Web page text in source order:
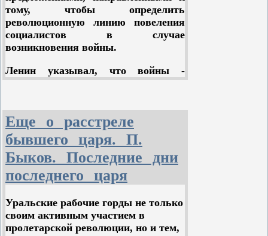
сообщников за злодеяния,
совершаемые ими в
оккупированных странах Европы».
центральных
германских
административных
департаментов
транспорта ,
коммуникаций и др.).
тому, чтобы определить
революционную линию повеления
социалистов в случае
возникновения войны.
Ленин указывал, что войны -
неизбежный спутник капитализма.
ограбление колоний, захват новых
рынков не раз служили причиной
завоевательных войн
капиталистических государств.
Воина для капиталистических стран
является таким же естественным и
законным состоянием, как
эксплуатация рабочего класса.
В особенности войны стали
неизбежны, когда капитализм в
Еще о расстреле
бывшего царя. П.
Быков. Последние дни
последнего царя
Уральские рабочие горды не только
своим активным участием в
пролетарской революции, но и тем,